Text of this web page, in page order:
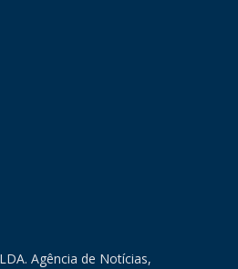
Agência de Notícias,